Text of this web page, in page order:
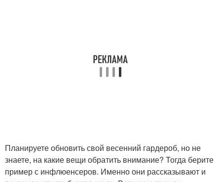
Планируете обновить свой весенний гардероб, но не
знаете, на какие вещи обратить внимание? Тогда берите
пример с инфлюенсеров. Именно они рассказывают и